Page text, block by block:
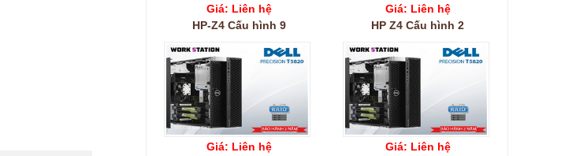
Giá: Liên hệ
HP-Z4 Cấu hình 9
Giá: Liên hệ
HP Z4 Cấu hình 2
Giá: Liên hệ
Giá: Liên hệ